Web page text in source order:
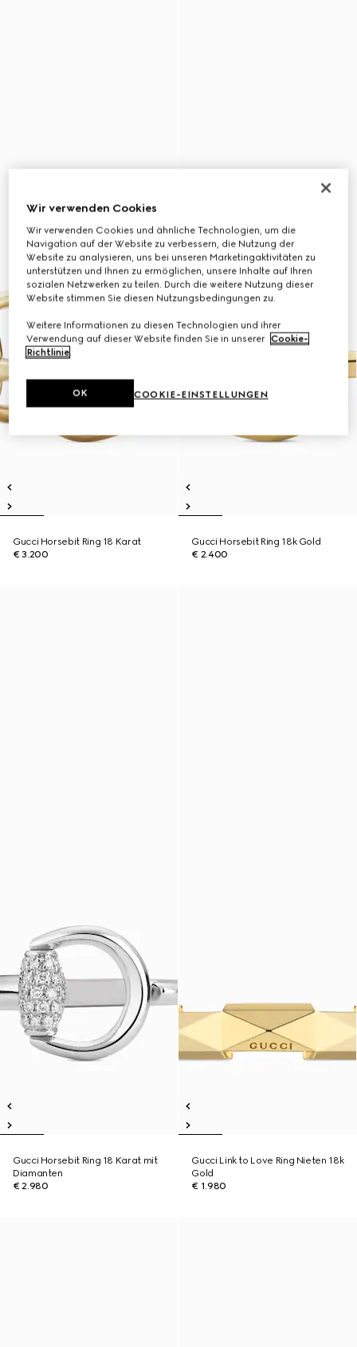
Gucci Horsebit Ring 18 Karat
€ 3.200
Gucci Horsebit Ring 18k Gold
€ 2.400
Gucci Horsebit Ring 18 Karat mit
Diamanten
€ 2.980
Gucci Link to Love Ring Nieten 18k
Gold
€ 1.980
Wir verwenden Cookies
Wir verwenden Cookies und ähnliche Technologien, um die
Navigation auf der Website zu verbessern, die Nutzung der
Website zu analysieren, uns bei unseren Marketingaktivitäten zu
unterstützen und Ihnen zu ermöglichen, unsere Inhalte auf Ihren
sozialen Netzwerken zu teilen. Durch die weitere Nutzung dieser
Website stimmen Sie diesen Nutzungsbedingungen zu.
Weitere Informationen zu diesen Technologien und ihrer
Verwendung auf dieser Website finden Sie in unserer Cookie-
Richtlinie.
COOKIE-EINSTELLUNGEN
OK